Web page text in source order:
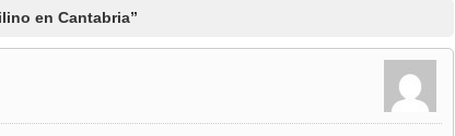
en Cantabria”